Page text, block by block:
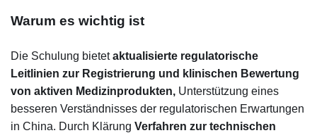
Warum es wichtig ist
Die Schulung bietetaktualisierte regulatorische
Leitlinien zur Registrierung und klinischen Bewertung
von aktiven Medizinprodukten, Unterstützung eines
besseren Verständnisses der regulatorischen Erwartungen
in China. Durch Klärung Verfahren zur technischen